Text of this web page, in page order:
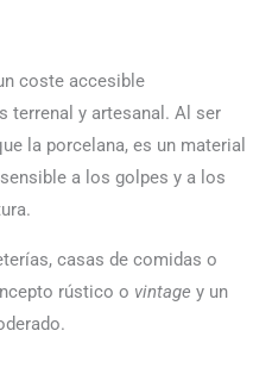
coste accesible
terrenal y artesanal. Al ser
la porcelana, es un material
a los golpes y a los
casas de comidas o
rústico o vintage y un